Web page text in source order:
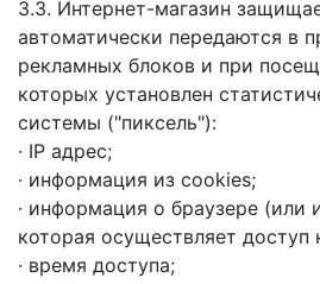
3.3. Интернет-магазин
автоматически передаются в
рекламных блоков и при
которых установлен
системы ("пиксель"):
· IP адрес;
· информация из cookies;
· информация о браузере (или
которая осуществляет доступ
· время доступа;